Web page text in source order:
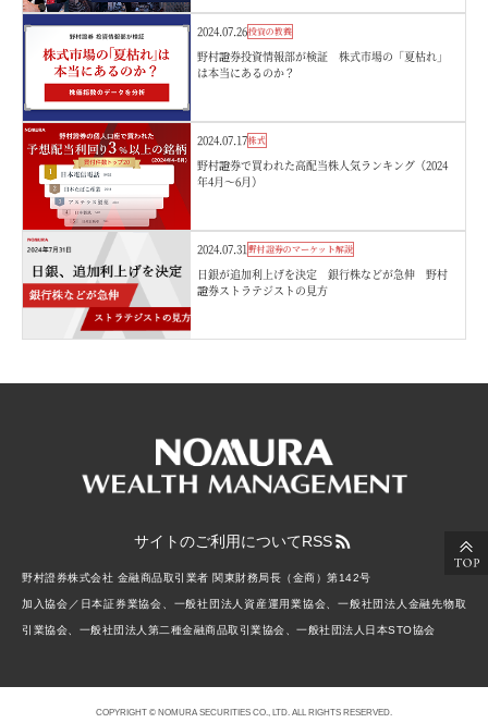
2024.07.26投資の教養
野村證券投資情報部が検証 株式市場の「夏枯れ」
は本当にあるのか？
2024.07.17株式
野村證券で買われた高配当株人気ランキング（2024
年4月～6月）
2024.07.31野村證券のマーケット解説
日銀が追加利上げを決定 銀行株などが急伸 野村
證券ストラテジストの見方
サイトのご利用についてRSS
野村證券株式会社 金融商品取引業者 関東財務局長（金商）第142号
加入協会／日本証券業協会、一般社団法人資産運用業協会、一般社団法人金融先物取
引業協会、一般社団法人第二種金融商品取引業協会、一般社団法人日本STO協会
COPYRIGHT © NOMURA SECURITIES CO., LTD. ALL RIGHTS RESERVED.